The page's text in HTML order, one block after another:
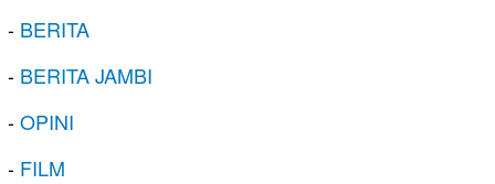
- BERITA
- BERITA JAMBI
-OPINI
- FILM